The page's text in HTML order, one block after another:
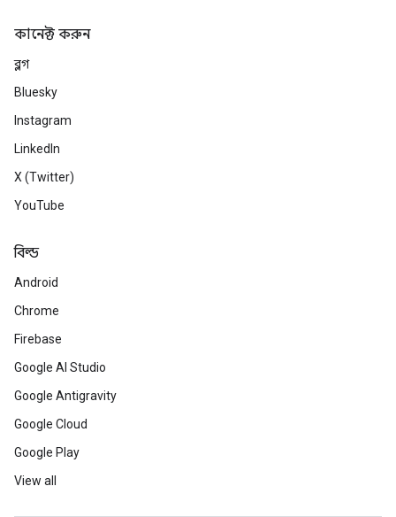
কানেক্ট করুন
ব্লগ
Bluesky
Instagram
LinkedIn
X (Twitter)
YouTube
বিল্ড
Android
Chrome
Firebase
Google AI Studio
Google Antigravity
Google Cloud
Google Play
View all